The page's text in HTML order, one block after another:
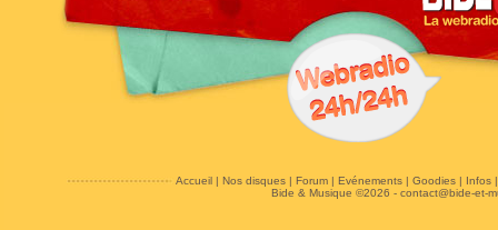
Accueil| Nos disques| Forum| Evénements| Goodies| Infos
Bide & Musique ©2026 - contact@bide-et-